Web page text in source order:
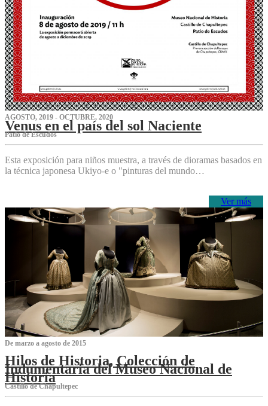
AGOSTO, 2019 - OCTUBRE, 2020
Venus en el país del sol Naciente
P‌atio de Escudos
Esta exposición para niños muestra, a través de dioramas basados en
la técnica japonesa Ukiyo-e o "pinturas del mundo…
Ver más
De marzo a agosto de 2015
Hilos de Historia, Colección de
Indumentaria del Museo Nacional de
Historia
Castillo de Chapultepec